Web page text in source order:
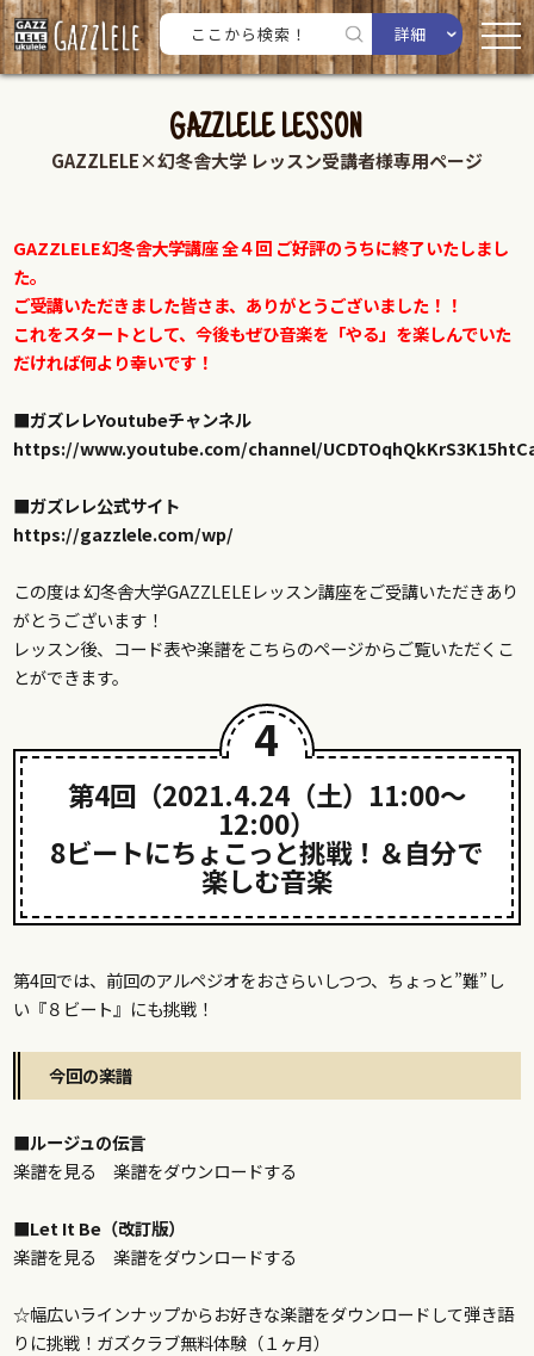
詳細
GAZZLELE LESSON
GAZZLELE×幻冬舎大学 レッスン受講者様専用ページ
GAZZLELE幻冬舎大学講座 全４回 ご好評のうちに終了いたしまし
た。
ご受講いただきました皆さま、ありがとうございました！！
これをスタートとして、今後もぜひ音楽を「やる」を楽しんでいた
だければ何より幸いです！
■ガズレレYoutubeチャンネル
https://www.youtube.com/channel/
■ガズレレ公式サイト
https://gazzlele.com/wp/
この度は 幻冬舎大学GAZZLELEレッスン講座をご受講いただきあり
がとうございます！
レッスン後、コード表や楽譜をこちらのページからご覧いただくこ
とができます。
4
第4回（2021.4.24（土）11:00〜
12:00）
8ビートにちょこっと挑戦！＆自分で
楽しむ音楽
第4回では、前回のアルペジオをおさらいしつつ、ちょっと”難”し
い『８ビート』にも挑戦！
今回の楽譜
■ルージュの伝言
楽譜を見る
楽譜をダウンロードする
■Let It Be（改訂版）
楽譜を見る
楽譜をダウンロードする
☆幅広いラインナップからお好きな楽譜をダウンロードして弾き語
りに挑戦！ガズクラブ無料体験（１ヶ月）